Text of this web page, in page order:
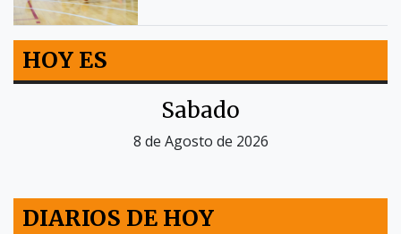
HOY ES
Sabado
8 de Agosto de 2026
DIARIOS DE HOY